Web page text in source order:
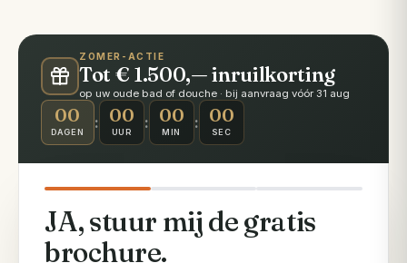
ZOMER-ACTIE
Tot € 1.500,— inruilkorting
op uw oude bad of douche · bij aanvraag vóór 31 aug
00
DAGEN
: 00
UUR
: 00
MIN
: 00
SEC
JA, stuur mij de gratis
brochure.